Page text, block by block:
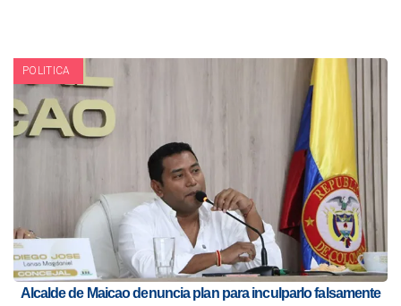
POLITICA
Alcalde de Maicao denuncia plan para inculparlo falsamente